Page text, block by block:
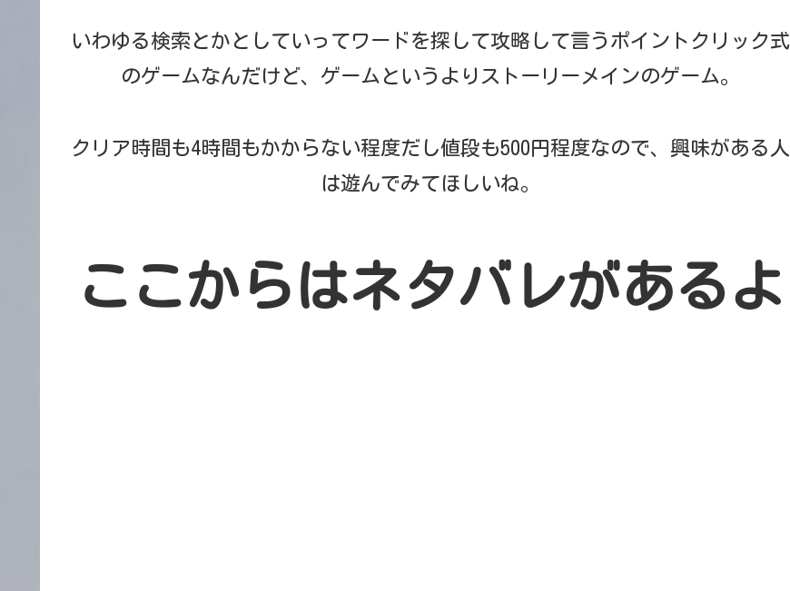
いわゆる検索とかとしていってワードを探して攻略して言うポイントクリック式
のゲームなんだけど、ゲームというよりストーリーメインのゲーム。
クリア時間も4時間もかからない程度だし値段も500円程度なので、興味がある人
は遊んでみてほしいね。
ここからはネタバレがあるよ